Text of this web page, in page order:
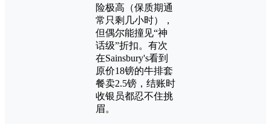
险极高（保质期通
常只剩几小时），
但偶尔能撞见“神
话级”折扣。有次
在Sainsbury's看到
原价18镑的牛排套
餐卖2.5镑，结账时
收银员都忍不住挑
眉。